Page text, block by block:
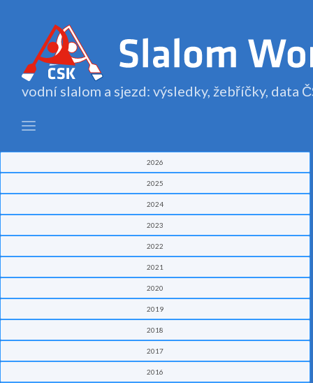
vodní slalom a sjezd: výsledky, žebříčky, data
2026
2025
2024
2023
2022
2021
2020
2019
2018
2017
2016